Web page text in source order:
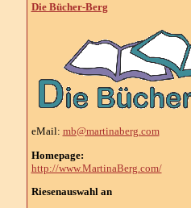
Die Bücher-Berg
eMail: mb@martinaberg.com
Homepage:
http://www.MartinaBerg.com/
Riesenauswahl an